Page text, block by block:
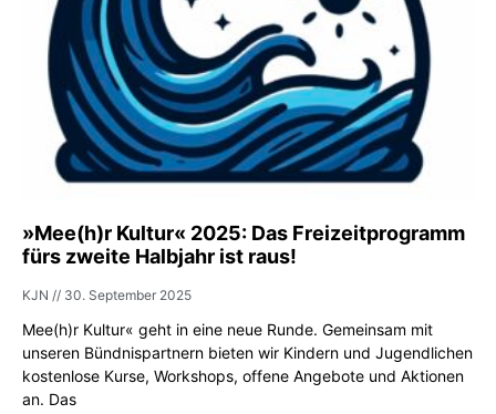
»Mee(h)r Kultur« 2025: Das Freizeitprogramm
fürs zweite Halbjahr ist raus!
KJN 30. September 2025
Mee(h)r Kultur« geht in eine neue Runde. Gemeinsam mit
unseren Bündnispartnern bieten wir Kindern und Jugendlichen
kostenlose Kurse, Workshops, offene Angebote und Aktionen
an. Das